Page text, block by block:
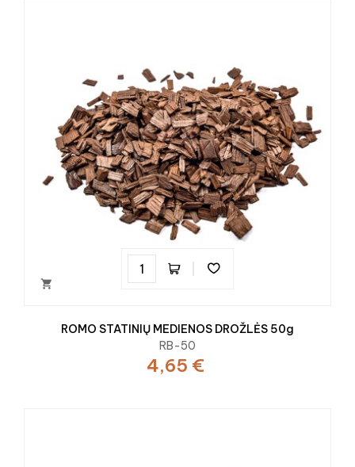

ROMO STATINIŲ MEDIENOS DROŽLĖS 50g
RB-50
4,65 €